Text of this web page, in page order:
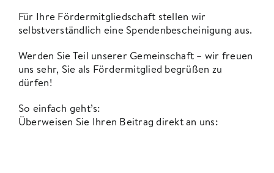
Für Ihre Fördermitgliedschaft stellen wir
selbstverständlich eine Spendenbescheinigung aus.
Werden Sie Teil unserer Gemeinschaft – wir freuen
uns sehr, Sie als Fördermitglied begrüßen zu
dürfen!
So einfach geht’s:
Überweisen Sie Ihren Beitrag direkt an uns: